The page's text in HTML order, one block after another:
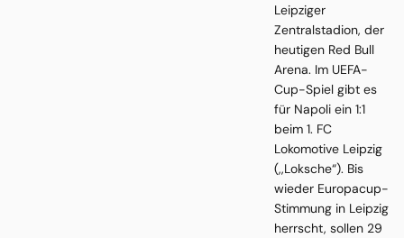
Leipziger
Zentralstadion, der
heutigen Red Bull
Arena. Im UEFA-
Cup-Spiel gibt es
für Napoli ein 1:1
beim 1. FC
Lokomotive Leipzig
(,,Loksche“). Bis
wieder Europacup-
Stimmung in Leipzig
herrscht, sollen 29